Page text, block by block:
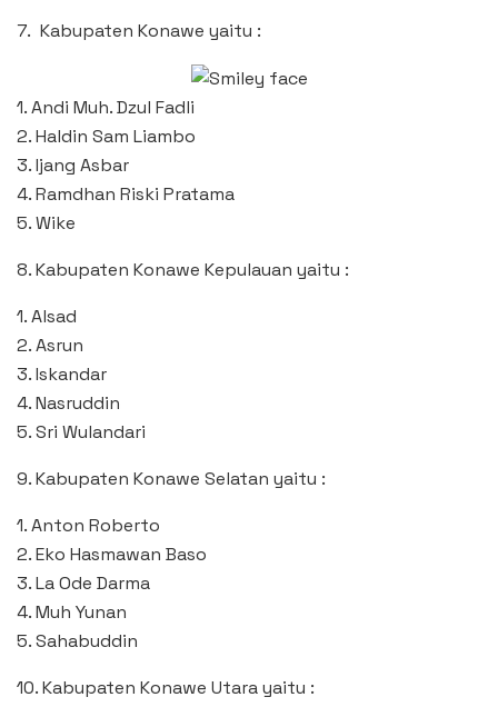
7. Kabupaten Konawe yaitu :
1. Andi Muh. Dzul Fadli
2. Haldin Sam Liambo
3. Ijang Asbar
4. Ramdhan Riski Pratama
5. Wike
8. Kabupaten Konawe Kepulauan yaitu :
1. Alsad
2. Asrun
3. Iskandar
4. Nasruddin
5. Sri Wulandari
9. Kabupaten Konawe Selatan yaitu :
1. Anton Roberto
2. Eko Hasmawan Baso
3. La Ode Darma
4. Muh Yunan
5. Sahabuddin
10. Kabupaten Konawe Utara yaitu :